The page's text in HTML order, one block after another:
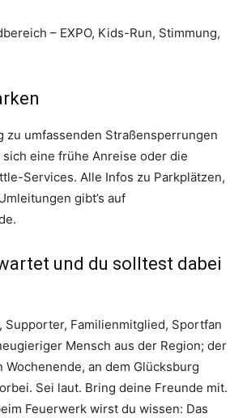
– EXPO, Kids-Run, Stimmung,
zu umfassenden Straßensperrungen
eine frühe Anreise oder die
Services. Alle Infos zu Parkplätzen,
gibt’s auf
und du solltest dabei
Supporter, Familienmitglied, Sportfan
Mensch aus der Region; der
Wochenende, an dem Glücksburg
Sei laut. Bring deine Freunde mit.
Feuerwerk wirst du wissen: Das